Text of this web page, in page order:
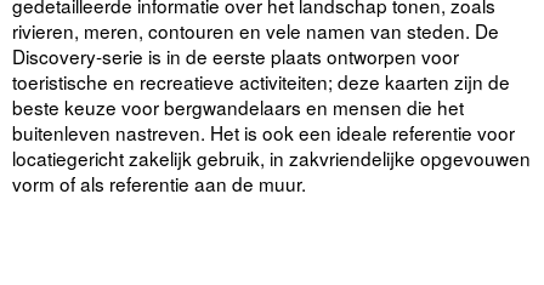
rivieren, meren, contouren en vele namen van steden. De
Discovery-serie is in de eerste plaats ontworpen voor
toeristische en recreatieve activiteiten; deze kaarten zijn de
beste keuze voor bergwandelaars en mensen die het
buitenleven nastreven. Het is ook een ideale referentie voor
locatiegericht zakelijk gebruik, in zakvriendelijke opgevouwen
vorm of als referentie aan de muur.